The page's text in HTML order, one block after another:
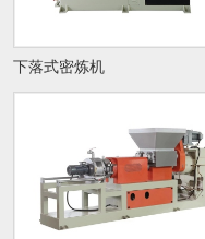
下落式密炼机